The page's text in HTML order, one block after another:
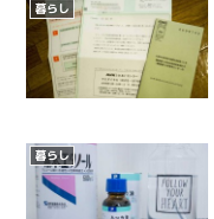
暮らし
暮らし